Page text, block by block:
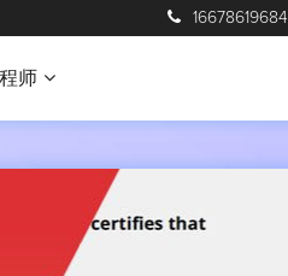
16678619684
师